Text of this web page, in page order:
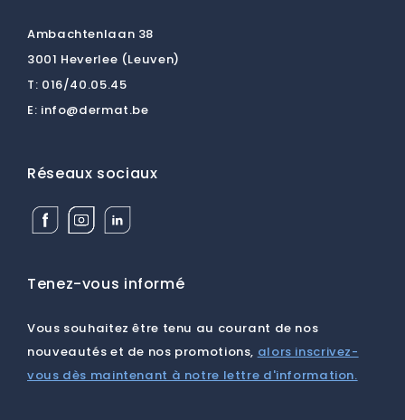
Ambachtenlaan 38
3001 Heverlee (Leuven)
T: 016/40.05.45
E: info@dermat.be
Réseaux sociaux
Facebook
Dermat
BV
Instagram
Dermat
BV
Linkedin
Dermat
BV
Tenez-vous informé
Vous souhaitez être tenu au courant de nos
nouveautés et de nos promotions, alors inscrivez-
vous dès maintenant à notre lettre d'information.